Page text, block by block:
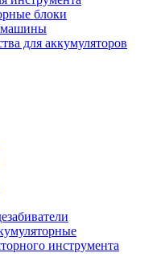
блоки
для аккумуляторов
инструмента